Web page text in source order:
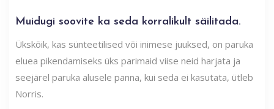
Muidugi soovite ka seda korralikult säilitada.
Ükskõik, kas sünteetilised või inimese juuksed, on paruka
eluea pikendamiseks üks parimaid viise neid harjata ja
seejärel paruka alusele panna, kui seda ei kasutata, ütleb
Norris.